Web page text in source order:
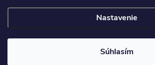
Nastavenie
Súhlasím